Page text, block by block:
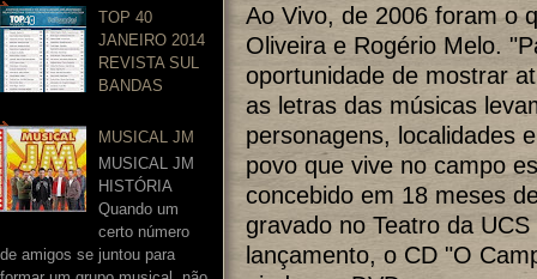
TOP 40
JANEIRO 2014
REVISTA SUL
BANDAS
MUSICAL JM
MUSICAL JM
HISTÓRIA
Quando um
certo número
de amigos se juntou para
Ao Vivo, de 2006 foram o
Oliveira e Rogério Melo.
oportunidade de mostrar
as letras das músicas
personagens, localidades
povo que vive no campo
concebido em 18 meses
gravado no Teatro da
lançamento, o CD "O